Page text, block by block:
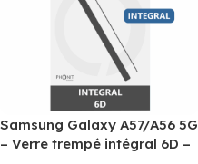
Samsung Galaxy A57/A56 5G
– Verre trempé intégral 6D –